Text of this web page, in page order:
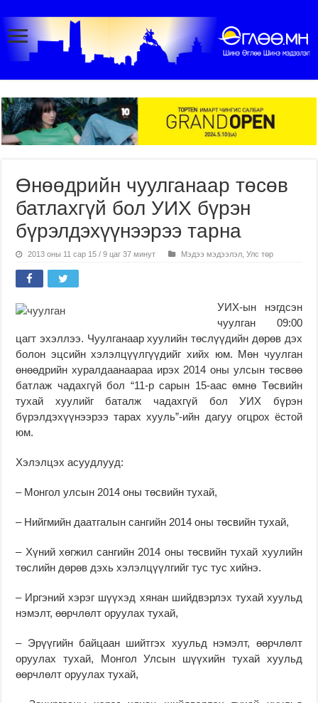
Өнөөдрийн чуулганаар төсөв
батлахгүй бол УИХ бүрэн
бүрэлдэхүүнээрээ тарна
2013 оны 11 сар 15 / 9 цаг 37 минут Мэдээ мэдээлэл ,Улс төр
УИХ-ын нэгдсэн
чуулган 09:00
цагт эхэллээ. Чуулганаар хуулийн төслүүдийн дөрөв дэх
болон эцсийн хэлэлцүүлгүүдийг хийх юм. Мөн чуулган
өнөөдрийн хуралдаанаараа ирэх 2014 оны улсын төсвөө
батлаж чадахгүй бол “11-р сарын 15-аас өмнө Төсвийн
тухай хуулийг баталж чадахгүй бол УИХ бүрэн
бүрэлдэхүүнээрээ тарах хууль”-ийн дагуу огцрох ёстой
юм.
Хэлэлцэх асуудлууд:
– Монгол улсын 2014 оны төсвийн тухай,
– Нийгмийн даатгалын сангийн 2014 оны төсвийн тухай,
– Хүний хөгжил сангийн 2014 оны төсвийн тухай хуулийн
төслийн дөрөв дэхь хэлэлцүүлгийг тус тус хийнэ.
– Иргэний хэрэг шүүхэд хянан шийдвэрлэх тухай хуульд
нэмэлт, өөрчлөлт оруулах тухай,
– Эрүүгийн байцаан шийтгэх хуульд нэмэлт, өөрчлөлт
оруулах тухай, Монгол Улсын шүүхийн тухай хуульд
өөрчлөлт оруулах тухай,